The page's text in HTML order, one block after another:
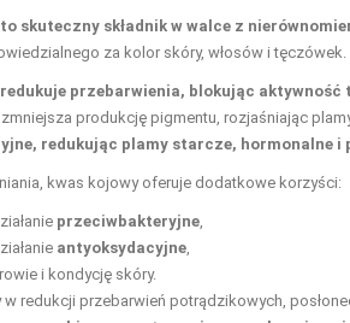
skuteczny składnik w walce z
za kolor skóry, włosów i tęczówek.
redukuje przebarwienia, blokując
zmniejsza produkcję pigmentu, rozjaśniając
redukując plamy starcze, hormonalne i
kwas kojowy oferuje dodatkowe korzyści:
przeciwbakteryjne
antyoksydacyjne
i kondycję skóry.
redukcji przebarwień potrądzikowych,